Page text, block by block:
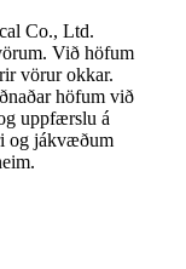
Co., Ltd.
Við höfum
vörur okkar.
höfum við
uppfærslu á
og jákvæðum